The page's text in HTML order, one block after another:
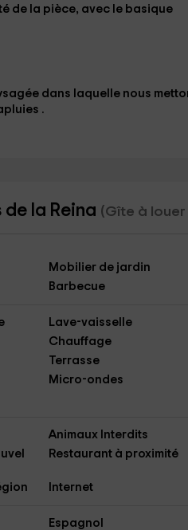
de la pièce, avec le basique
dans laquelle nous
.
la Reina (Gîte à
Mobilier de jardin
Barbecue
Lave-vaisselle
Chauffage
Terrasse
Micro-ondes
Animaux Interdits
Restaurant à proximité
Internet
Espagnol